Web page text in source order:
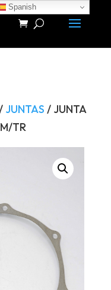
JUNTAS / JUNTA
TR
Spanish